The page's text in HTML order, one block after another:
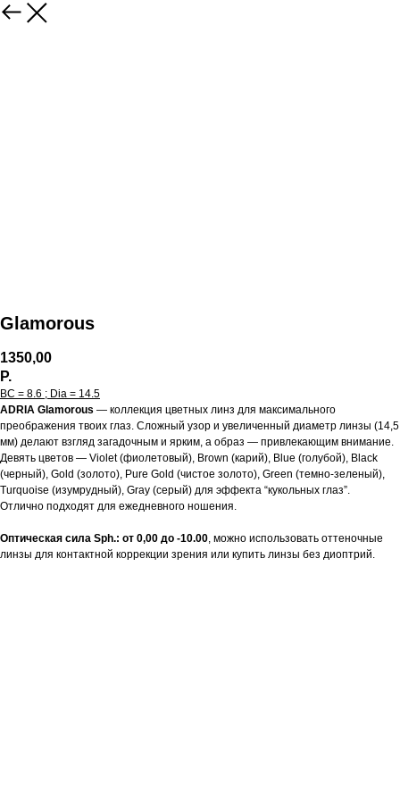
Glamorous
1350,00
Р.
BC = 8.6 ; Dia = 14.5
ADRIA Glamorous — коллекция цветных линз для максимального
преображения твоих глаз. Сложный узор и увеличенный диаметр линзы (14,5
мм) делают взгляд загадочным и ярким, а образ — привлекающим внимание.
Девять цветов — Violet (фиолетовый), Brown (карий), Blue (голубой), Black
(черный), Gold (золото), Pure Gold (чистое золото), Green (темно-зеленый),
Turquoise (изумрудный), Gray (серый) для эффекта “кукольных глаз”.
Отлично подходят для ежедневного ношения.
Оптическая сила Sph.: от 0,00 до -10.00 , можно использовать оттеночные
линзы для контактной коррекции зрения или купить линзы без диоптрий.